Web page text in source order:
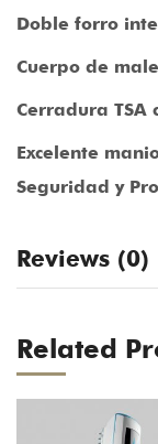
Doble forro
Cuerpo de
Cerradura TSA
Excelente
Seguridad y
Reviews (0)
Related